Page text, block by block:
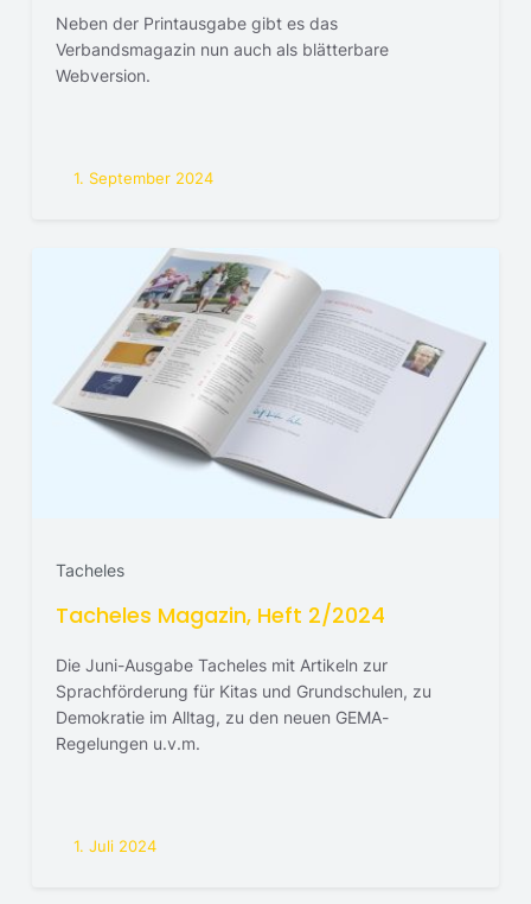
Neben der Printausgabe gibt es das
Verbandsmagazin nun auch als blätterbare
Webversion.
1. September 2024
Tacheles
Tacheles Magazin, Heft 2/2024
Die Juni-Ausgabe Tacheles mit Artikeln zur
Sprachförderung für Kitas und Grundschulen, zu
Demokratie im Alltag, zu den neuen GEMA-
Regelungen u.v.m.
1. Juli 2024